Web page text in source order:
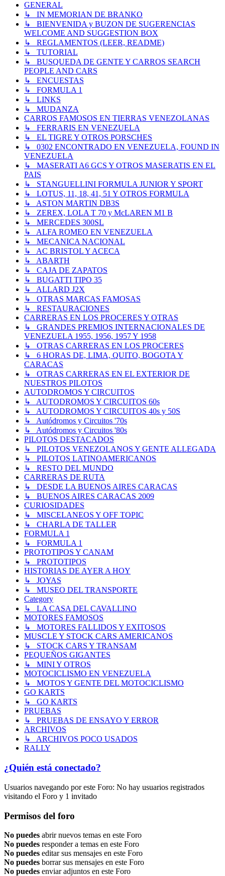
GENERAL
↳ IN MEMORIAN DE BRANKO
↳ BIENVENIDA y BUZON DE SUGERENCIAS
WELCOME AND SUGGESTION BOX
↳ REGLAMENTOS (LEER, README)
↳ TUTORIAL
↳ BUSQUEDA DE GENTE Y CARROS SEARCH
PEOPLE AND CARS
↳ ENCUESTAS
↳ FORMULA 1
↳ LINKS
↳ MUDANZA
CARROS FAMOSOS EN TIERRAS VENEZOLANAS
↳ FERRARIS EN VENEZUELA
↳ EL TIGRE Y OTROS PORSCHES
↳ 0302 ENCONTRADO EN VENEZUELA, FOUND IN
VENEZUELA
↳ MASERATI A6 GCS Y OTROS MASERATIS EN EL
PAIS
↳ STANGUELLINI FORMULA JUNIOR Y SPORT
↳ LOTUS, 11, 18, 41, 51 Y OTROS FORMULA
↳ ASTON MARTIN DB3S
↳ ZEREX, LOLA T 70 y McLAREN M1 B
↳ MERCEDES 300SL
↳ ALFA ROMEO EN VENEZUELA
↳ MECANICA NACIONAL
↳ AC BRISTOL Y ACECA
↳ ABARTH
↳ CAJA DE ZAPATOS
↳ BUGATTI TIPO 35
↳ ALLARD J2X
↳ OTRAS MARCAS FAMOSAS
↳ RESTAURACIONES
CARRERAS EN LOS PROCERES Y OTRAS
↳ GRANDES PREMIOS INTERNACIONALES DE
VENEZUELA 1955, 1956, 1957 Y 1958
↳ OTRAS CARRERAS EN LOS PROCERES
↳ 6 HORAS DE, LIMA, QUITO, BOGOTA Y
CARACAS
↳ OTRAS CARRERAS EN EL EXTERIOR DE
NUESTROS PILOTOS
AUTODROMOS Y CIRCUITOS
↳ AUTODROMOS Y CIRCUITOS 60s
↳ AUTODROMOS Y CIRCUITOS 40s y 50S
↳ Autódromos y Circuitos '70s
↳ Autódromos y Circuitos '80s
PILOTOS DESTACADOS
↳ PILOTOS VENEZOLANOS Y GENTE ALLEGADA
↳ PILOTOS LATINOAMERICANOS
↳ RESTO DEL MUNDO
CARRERAS DE RUTA
↳ DESDE LA BUENOS AIRES CARACAS
↳ BUENOS AIRES CARACAS 2009
CURIOSIDADES
↳ MISCELANEOS Y OFF TOPIC
↳ CHARLA DE TALLER
FORMULA 1
↳ FORMULA 1
PROTOTIPOS Y CANAM
↳ PROTOTIPOS
HISTORIAS DE AYER A HOY
↳ JOYAS
↳ MUSEO DEL TRANSPORTE
Category
↳ LA CASA DEL CAVALLINO
MOTORES FAMOSOS
↳ MOTORES FALLIDOS Y EXITOSOS
MUSCLE Y STOCK CARS AMERICANOS
↳ STOCK CARS Y TRANSAM
PEQUEÑOS GIGANTES
↳ MINI Y OTROS
MOTOCICLISMO EN VENEZUELA
↳ MOTOS Y GENTE DEL MOTOCICLISMO
GO KARTS
↳ GO KARTS
PRUEBAS
↳ PRUEBAS DE ENSAYO Y ERROR
ARCHIVOS
↳ ARCHIVOS POCO USADOS
RALLY
¿Quién está conectado?
Usuarios navegando por este Foro: No hay usuarios registrados
visitando el Foro y 1 invitado
Permisos del foro
No puedes abrir nuevos temas en este Foro
No puedes responder a temas en este Foro
No puedes editar sus mensajes en este Foro
No puedes borrar sus mensajes en este Foro
No puedes enviar adjuntos en este Foro